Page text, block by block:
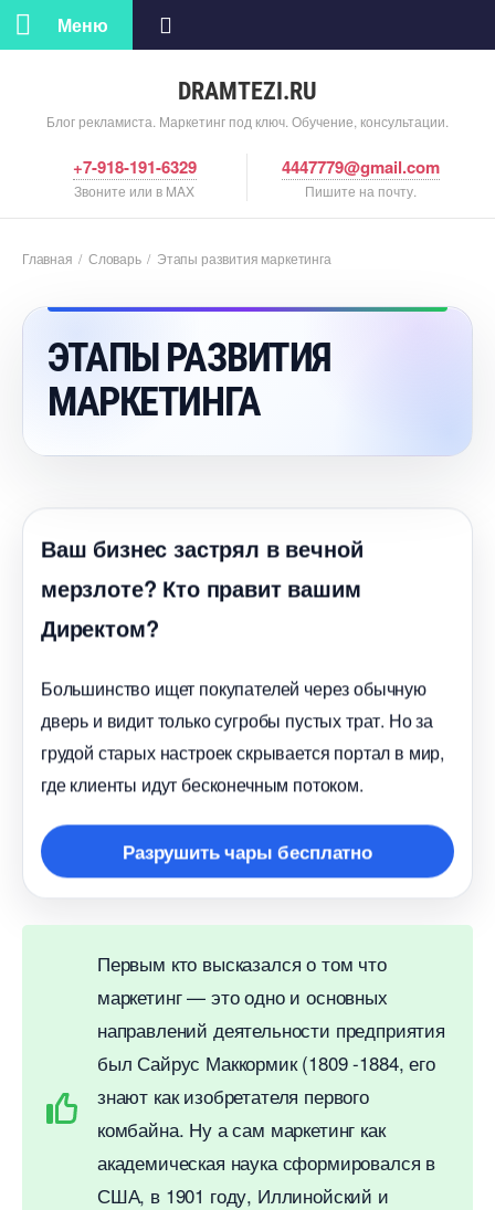
DRAMTEZI.RU
Блог рекламиста. Маркетинг под ключ. Обучение, консультации.
Меню
+7-918-191-6329
Звоните или в MAX
4447779@gmail.com
Пишите на почту.
Главная / Словарь/ Этапы развития маркетинга
ЭТАПЫ РАЗВИТИЯ
МАРКЕТИНГА
аш бизнес застрял в вечной
мерзлоте? Кто правит вашим
Директом?
Большинство ищет покупателей через обычную
дверь и видит только сугробы пустых трат. Но за
рудой старых настроек скрывается портал в мир,
де клиенты идут бесконечным потоком.
Разрушить чары бесплатно
Первым кто высказался о том что
маркетинг — это одно и основных
направлений деятельности предприятия
ыл Сайрус Маккормик (1809 -1884, его
знают как изобретателя первого
комбайна. Ну а сам маркетинг как
академическая наука сформировался
США, в 1901 году, Иллинойский и